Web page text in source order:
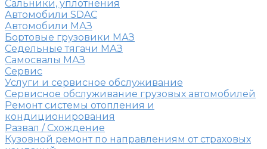
Сальники, уплотнения
Автомобили SDAC
Автомобили МАЗ
Бортовые грузовики МАЗ
Седельные тягачи МАЗ
Самосвалы МАЗ
Сервис
Услуги и сервисное обслуживание
Сервисное обслуживание грузовых автомобилей
Ремонт системы отопления и
кондиционирования
Развал / Схождение
Кузовной ремонт по направлениям от страховых